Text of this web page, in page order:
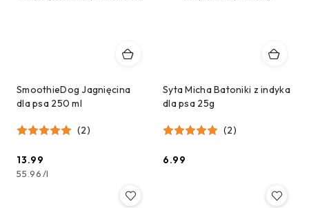
SmoothieDog Jagnięcina
dla psa 250 ml
(2)
Cena:
13.99
55.96/l
Syta Micha Batoniki z indyka
dla psa 25g
(2)
Cena:
6.99